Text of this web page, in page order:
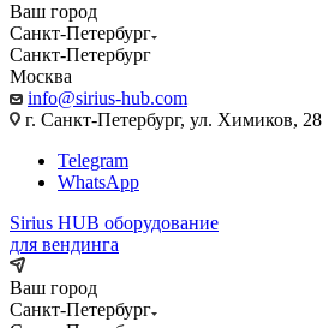
Ваш город
Санкт-Петербург
Санкт-Петербург
Москва
info@sirius-hub.com
г. Санкт-Петербург, ул. Химиков, 28
Telegram
WhatsApp
Sirius HUB оборудование
для вендинга
Ваш город
Санкт-Петербург